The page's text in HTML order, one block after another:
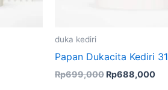
duka kediri
Papan Dukacita Kediri 31
Rp699,000 Rp688,000